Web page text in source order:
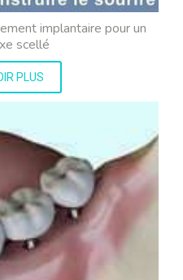
implantaire pour un
scellé
PLUS